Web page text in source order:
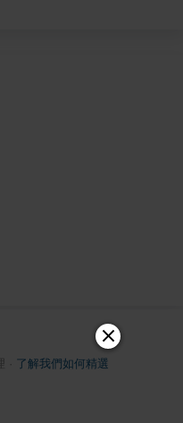
了解我們如何精選